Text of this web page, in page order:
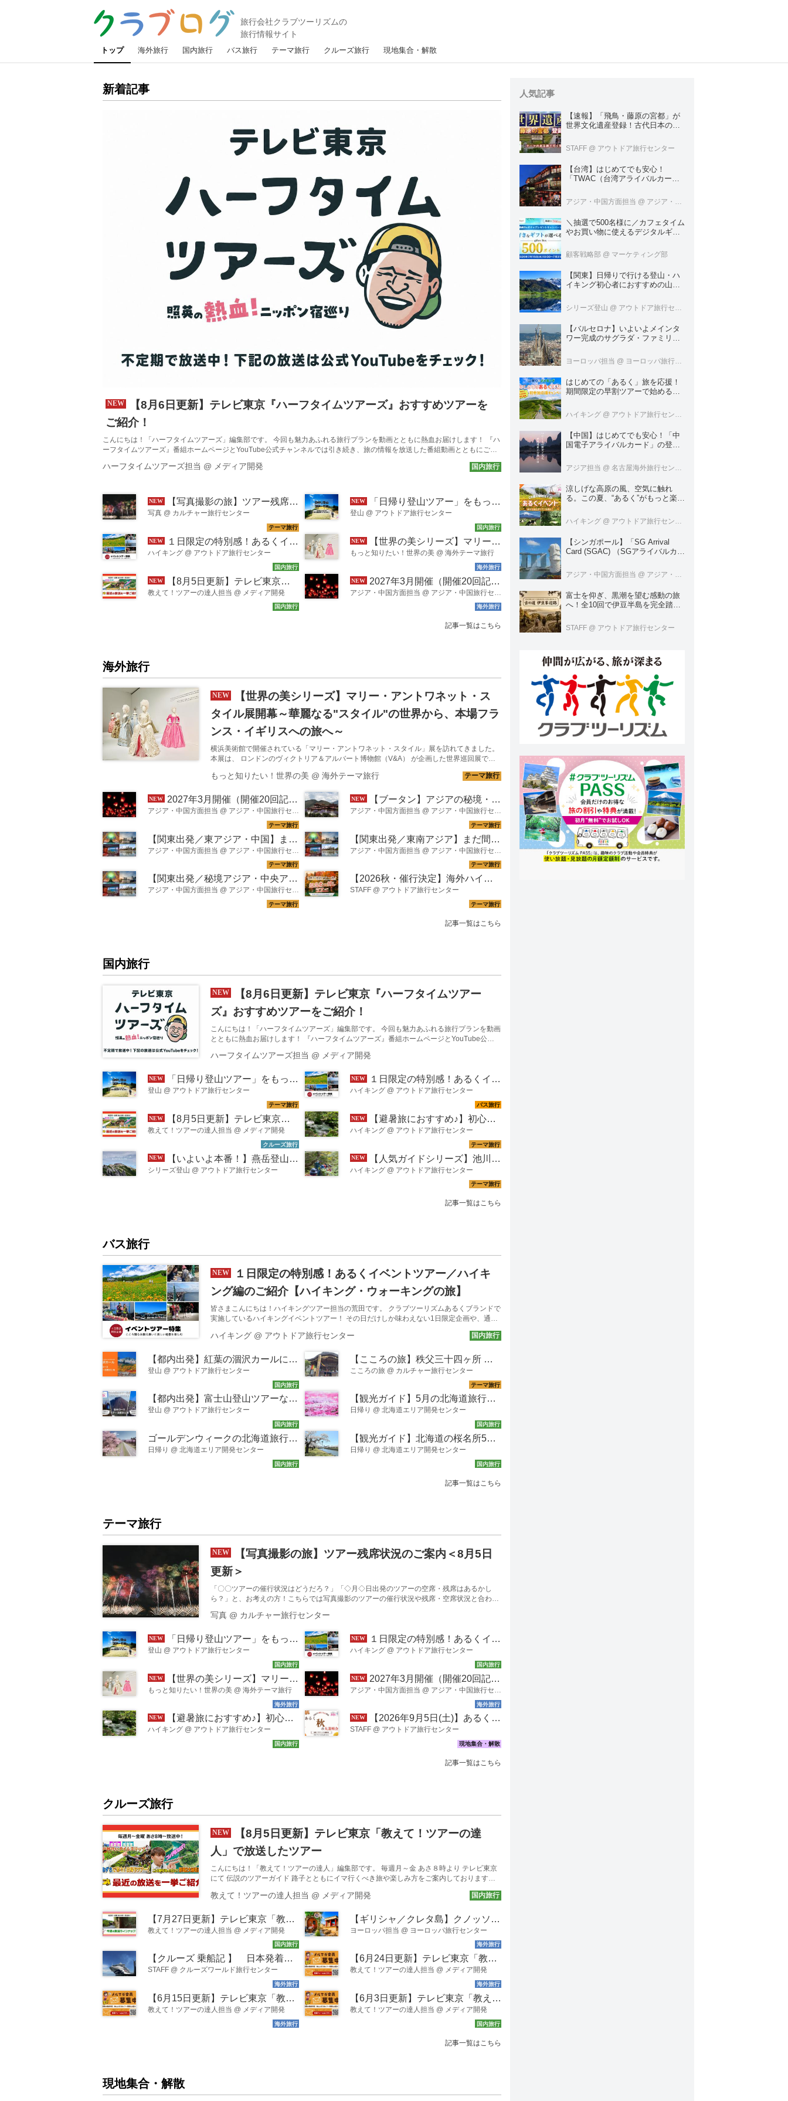
トップ 海外旅行 国内旅行 バス旅行 テーマ旅行 クルーズ旅行 現地集合・解散
新着記事
【8月6日更新】テレビ東京『ハーフタイムツアーズ』おすすめツアーを
ご紹介！
こんにちは！「ハーフタイムツアーズ」編集部です。 今回も魅力あふれる旅行プランを動画とともに熱血お届けします！ 『ハ
ーフタイムツアーズ』番組ホームページとYouTube公式チャンネルでは引き続き、旅の情報を放送した番組動画とともにご覧
旅 ＞はじめての下北･津軽 みちのく2大半島めぐり3日間 はこちら ＞[ご夫婦限定]男鹿･津軽･下北 みちのく3大半島4日間 はこ
ハーフタイムツアーズ担当 @ メディア開発
【写真撮影の旅】ツアー残席状況のご案内＜8月5日更新＞
写真 @ カルチャー旅行センター
「日帰り登山ツアー」をもっと気軽に、もっと探しやすく。 特集ページが新しくなりました！
登山 @ アウトドア旅行センター
１日限定の特別感！あるくイベントツアー／ハイキング編のご紹介【ハイキング・ウォーキングの旅】
ハイキング @ アウトドア旅行センター
【世界の美シリーズ】マリー・アントワネット・スタイル展開幕～華麗なる"スタイル"の世界から、本場フランス・イギリスへの旅へ～
もっと知りたい！世界の美 @ 海外テーマ旅行
【8月5日更新】テレビ東京「教えて！ツアーの達人」で放送したツアー
教えて！ツアーの達人担当 @ メディア開発
2027年3月開催（開催20回記念）！クラブツーリズム貸切「台湾天燈上げイベントin十分」♪幻想的なイベントの様子をご紹介！
アジア・中国方面担当 @ アジア・中国旅行センター
記事一覧はこちら
海外旅行
【世界の美シリーズ】マリー・アントワネット・ス
タイル展開幕～華麗なる"スタイル"の世界から、本場フラ
ンス・イギリスへの旅へ～
横浜美術館で開催されている「マリー・アントワネット・スタイル」展を訪れてきました。
本展は、 ロンドンのヴィクトリア＆アルバート博物館（V&A） が企画した世界巡回展で、
ここでしか見られない内容となっています。 「マリー・アントワネット」と聞くと、その波
し、この展覧会の主役は王妃その人ではなく、彼女が生み出し、今なお世界中で愛され続け
る 「スタイル」 です。 18世紀フランスの宮廷文化から生まれた優雅な美意識は、ファッシ
もっと知りたい！世界の美 @海外テーマ旅行
2027年3月開催（開催20回記念）！クラブツーリズム貸切「台湾天燈上げイベントin十分」♪幻想的なイベントの様子をご紹介！
アジア・中国方面担当 @ アジア・中国旅行センター
【ブータン】アジアの秘境・幸せの国 ブータンを旅する！
アジア・中国方面担当 @ アジア・中国旅行センター
【関東出発／東アジア・中国】まだ間に合う！シルバーウィーク催行決定ツアーの空席案内＜7月31日更新＞
アジア・中国方面担当 @ アジア・中国旅行センター
【関東出発／東南アジア】まだ間に合う！シルバーウィーク催行決定ツアーの空席案内＜7月31日更新＞
アジア・中国方面担当 @ アジア・中国旅行センター
【関東出発／秘境アジア・中央アジア】まだ間に合う！シルバーウィーク催行決定ツアーの空席案内＜7月31日更新＞
アジア・中国方面担当 @ アジア・中国旅行センター
【2026秋・催行決定】海外ハイキング・登山ツアー一覧紹介と紅葉のクロアチア・スロベニアご紹介 ＜7/30更新＞【世界をあるく】
STAFF @ アウトドア旅行センター
記事一覧はこちら
国内旅行
【8月6日更新】テレビ東京『ハーフタイムツアー
ズ』おすすめツアーをご紹介！
こんにちは！「ハーフタイムツアーズ」編集部です。 今回も魅力あふれる旅行プランを動画
とともに熱血お届けします！ 『ハーフタイムツアーズ』番組ホームページとYouTube公式
ェックしてみてくださいね。 海の果てに息づく祈りと絶景 ～ 男鹿･津軽･下北～ みちのく半
男鹿･津軽･下北 みちのく3大半島4日間 はこちら なまはげの里から本州最北端へ、列車と船
でたどる北国の原風景と物語 荒々しい日本海と津軽海峡に抱かれ、...
ハーフタイムツアーズ担当 @ メディア開発
「日帰り登山ツアー」をもっと気軽に、もっと探しやすく。 特集ページが新しくなりました！
登山 @ アウトドア旅行センター
１日限定の特別感！あるくイベントツアー／ハイキング編のご紹介【ハイキング・ウォーキングの旅】
ハイキング @ アウトドア旅行センター
【8月5日更新】テレビ東京「教えて！ツアーの達人」で放送したツアー
教えて！ツアーの達人担当 @ メディア開発
【避暑旅におすすめ♪】初心者の方大歓迎！山と川を満喫するハイキングツアー＜ハイキング･ウォーキング＞
ハイキング @ アウトドア旅行センター
【いよいよ本番！】燕岳登山ってこんな感じ！燕岳登山の様子をご紹介
シリーズ登山 @ アウトドア旅行センター
【人気ガイドシリーズ】池川利雄ガイド代表・ノースフットトレックガイズと行くあるき旅＜ハイキング・ウォーキングの旅＞
ハイキング @ アウトドア旅行センター
記事一覧はこちら
バス旅行
１日限定の特別感！あるくイベントツアー／ハイキ
ング編のご紹介【ハイキング・ウォーキングの旅】
皆さまこんにちは！ハイキングツアー担当の荒田です。 クラブツーリズムあるくブランドで
実施しているハイキングイベントツアー！ その日だけしか味わえない1日限定企画や、通常
ツアーを、続々とご案内中です。過去のツアーの様子と共にご紹介いたします♪ あるくイベ
はの体験／ クラブツーリズムのあるくイベント＜ハイキング・ウォーキング＞は、 「この
日だけ」という特別感を味わうことができます♪ 地元ならではのおもてなし × 旅行会社が
ハイキング @ アウトドア旅行センター
【都内出発】紅葉の涸沢カールにいくならならクラブツーリズム！ 多彩なラインナップからツアーの特徴をご紹介！
登山 @ アウトドア旅行センター
【こころの旅】秩父三十四ヶ所 午年御開帳始まりました！＜社員添乗現地レポ＞
こころの旅 @ カルチャー旅行センター
【都内出発】富士山登山ツアーならクラブツーリズム！ 多彩なラインナップからツアーの特徴をご紹介
登山 @ アウトドア旅行センター
【観光ガイド】5月の北海道旅行おすすめスポット10選！春の魅力や服装の注意点を解説
日帰り @ 北海道エリア開発センター
ゴールデンウィークの北海道旅行完全ガイド｜気温・服装・おすすめ観光地9選
日帰り @ 北海道エリア開発センター
【観光ガイド】北海道の桜名所5選！各エリアの見頃や服装も徹底解説
日帰り @ 北海道エリア開発センター
記事一覧はこちら
テーマ旅行
【写真撮影の旅】ツアー残席状況のご案内＜8月5日
更新＞
「〇〇ツアーの催行状況はどうだろ？」「◇月◇日出発のツアーの空席・残席はあるかし
ら？」と、お考えの方！こちらでは写真撮影のツアーの催行状況や残席・空席状況と合わせ
クすると詳細が確認できますので、是非ご活用下さい！
写真 @ カルチャー旅行センター
「日帰り登山ツアー」をもっと気軽に、もっと探しやすく。 特集ページが新しくなりました！
登山 @ アウトドア旅行センター
１日限定の特別感！あるくイベントツアー／ハイキング編のご紹介【ハイキング・ウォーキングの旅】
ハイキング @ アウトドア旅行センター
【世界の美シリーズ】マリー・アントワネット・スタイル展開幕～華麗なる"スタイル"の世界から、本場フランス・イギリスへの旅へ～
もっと知りたい！世界の美 @ 海外テーマ旅行
2027年3月開催（開催20回記念）！クラブツーリズム貸切「台湾天燈上げイベントin十分」♪幻想的なイベントの様子をご紹介！
アジア・中国方面担当 @ アジア・中国旅行センター
【避暑旅におすすめ♪】初心者の方大歓迎！山と川を満喫するハイキングツアー＜ハイキング･ウォーキング＞
ハイキング @ アウトドア旅行センター
【2026年9月5日(土)】あるく秋の大説明会、今年も開催決定！
STAFF @ アウトドア旅行センター
記事一覧はこちら
クルーズ旅行
【8月5日更新】テレビ東京「教えて！ツアーの達
人」で放送したツアー
こんにちは！「教えて！ツアーの達人」編集部です。 毎週月～金 あさ８時より テレビ東京
にて 伝説のツアーガイド 路子とともにイマ行くべき旅や楽しみ方をご案内しております！
登場いたしました。 教えて！ツアーの達人では、YouTube公式チャンネルにて放送した番
ひチェックしてみてくださいね。 7月27日(月) フリーアナウンサーの武内陶子さんがはじめ
て体験 憧れの豪華客船 飛鳥Ⅱクルーズの旅 ＞[番組スペシャルプラン]飛...
教えて！ツアーの達人担当 @ メディア開発
【7月27日更新】テレビ東京「教えて！ツアーの達人」今週の放送スケジュール
教えて！ツアーの達人担当 @ メディア開発
【ギリシャ／クレタ島】クノッソス宮殿観光とイラクリオンの街を大解剖！散策モデルコースやお土産までご紹介
ヨーロッパ担当 @ ヨーロッパ旅行センター
【クルーズ 乗船記 】 日本発着！ダイヤモンド・プリンセスに乗船してきました！
STAFF @ クルーズワールド旅行センター
【6月24日更新】テレビ東京「教えて！ツアーの達人」で放送したツアー
教えて！ツアーの達人担当 @ メディア開発
【6月15日更新】テレビ東京「教えて！ツアーの達人」今週の放送スケジュール
教えて！ツアーの達人担当 @ メディア開発
【6月3日更新】テレビ東京「教えて！ツアーの達人」で放送したツアー
教えて！ツアーの達人担当 @ メディア開発
記事一覧はこちら
現地集合・解散
人気記事
【速報】「飛鳥・藤原の宮都」が
世界文化遺産登録！古代日本の原
ブツーリズムのテーマのある旅
STAFF @ アウトドア旅行センター
【台湾】はじめてでも安心！
「TWAC（台湾アライバルカー
アジア・中国方面担当 @ アジア・中国旅行センター
＼抽選で500名様に／カフェタイム
やお買い物に使えるデジタルギフ
顧客戦略部 @ マーケティング部
【関東】日帰りで行ける登山・ハ
イキング初心者におすすめの山１
シリーズ登山 @ アウトドア旅行センター
【バルセロナ】いよいよメインタ
ワー完成のサグラダ・ファミリア
ヨーロッパ担当 @ ヨーロッパ旅行センター
はじめての「あるく」旅を応援！
期間限定の早割ツアーで始める山
ド＞
ハイキング @ アウトドア旅行センター
【中国】はじめてでも安心！「中
国電子アライバルカード」の登録
アジア担当 @ 名古屋海外旅行センター
涼しげな高原の風、空気に触れ
る。この夏、“あるく”がもっと楽し
ングの旅＞
ハイキング @ アウトドア旅行センター
【シンガポール】「SG Arrival
Card (SGAC) （SGアライバルカー
解説！
アジア・中国方面担当 @ アジア・中国旅行センター
富士を仰ぎ、黒潮を望む感動の旅
へ！全10回で伊豆半島を完全踏破
ドツアー
STAFF @ アウトドア旅行センター